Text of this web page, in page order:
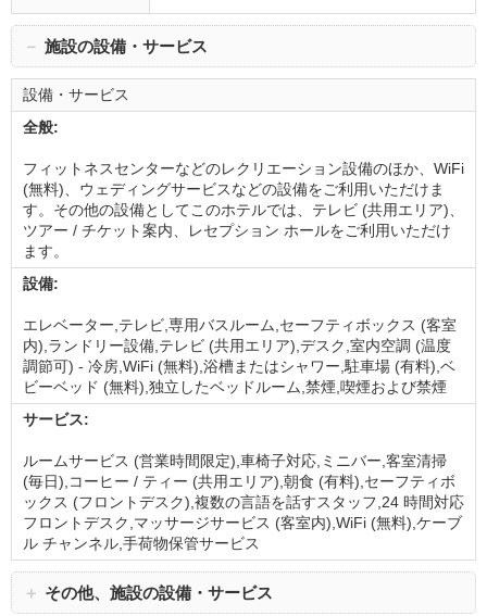
－ 施設の設備・サービス
設備・サービス
全般:
フィットネスセンターなどのレクリエーション設備のほか、WiFi
(無料)、ウェディングサービスなどの設備をご利用いただけま
す。その他の設備としてこのホテルでは、テレビ (共用エリア)、
ツアー / チケット案内、レセプション ホールをご利用いただけ
ます。
設備:
エレベーター,テレビ,専用バスルーム,セーフティボックス (客室
内),ランドリー設備,テレビ (共用エリア),デスク,室内空調 (温度
調節可) - 冷房,WiFi (無料),浴槽またはシャワー,駐車場 (有料),ベ
ビーベッド (無料),独立したベッドルーム,禁煙,喫煙および禁煙
サービス:
ルームサービス (営業時間限定),車椅子対応,ミニバー,客室清掃
(毎日),コーヒー / ティー (共用エリア),朝食 (有料),セーフティボ
ックス (フロントデスク),複数の言語を話すスタッフ,24 時間対応
フロントデスク,マッサージサービス (客室内),WiFi (無料),ケーブ
ル チャンネル,手荷物保管サービス
＋ その他、施設の設備・サービス